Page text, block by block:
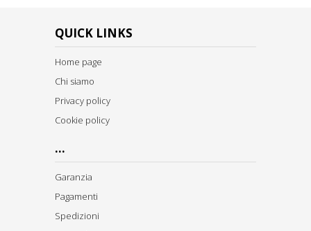
QUICK LINKS
Home page
Chi siamo
Privacy policy
Cookie policy
...
Garanzia
Pagamenti
Spedizioni